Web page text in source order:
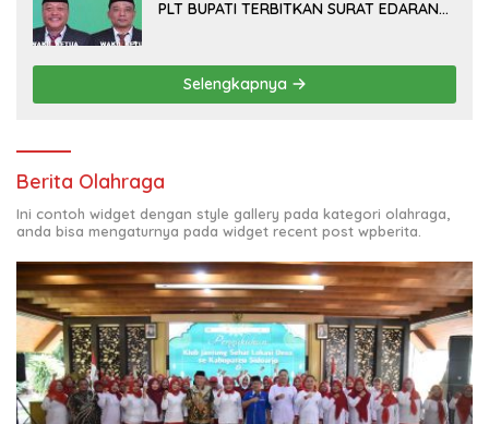
PLT BUPATI TERBITKAN SURAT EDARAN
KELUAR KOTA
Selengkapnya
Berita Olahraga
Ini contoh widget dengan style gallery pada kategori olahraga,
anda bisa mengaturnya pada widget recent post wpberita.